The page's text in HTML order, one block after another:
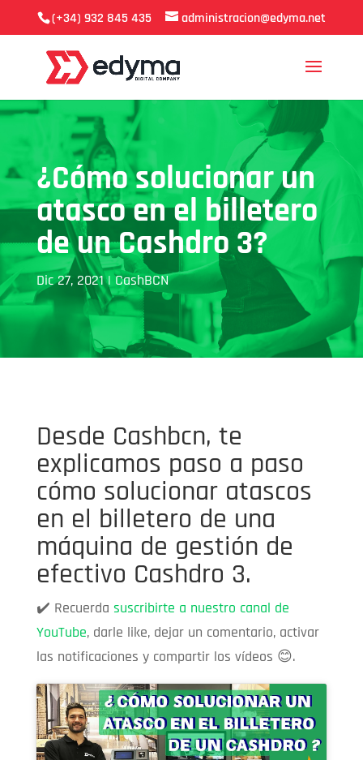
(+34) 932 845 435 administracion@edyma.net
¿Cómo solucionar un
atasco en el billetero
de un Cashdro 3?
Dic 27, 2021|CashBCN
Desde Cashbcn, te
explicamos paso a paso
cómo solucionar atascos
en el billetero de una
máquina de gestión de
efectivo Cashdro 3.
✔️ Recuerda suscribirte a nuestro canal de
YouTube, darle like, dejar un comentario, activar
las notificaciones y compartir los vídeos 😊.